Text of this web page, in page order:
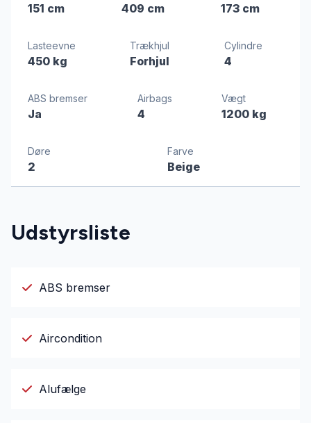
151 cm 409 cm 173 cm
Lasteevne
450 kg
Trækhjul
Forhjul
Cylindre
4
ABS bremser
Ja
Airbags
4
Vægt
1200 kg
Døre
2
Farve
Beige
Udstyrsliste
ABS bremser
Aircondition
Alufælge